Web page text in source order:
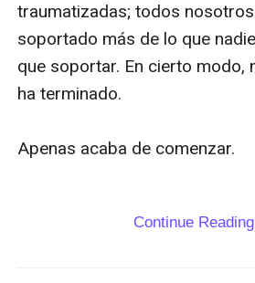
Continue Reading